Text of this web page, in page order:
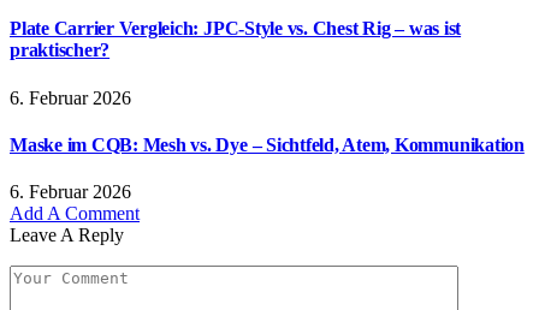
Plate Carrier Vergleich: JPC-Style vs. Chest Rig – was ist
praktischer?
6. Februar 2026
Maske im CQB: Mesh vs. Dye – Sichtfeld, Atem, Kommunikation
6. Februar 2026
Add A Comment
Leave A Reply